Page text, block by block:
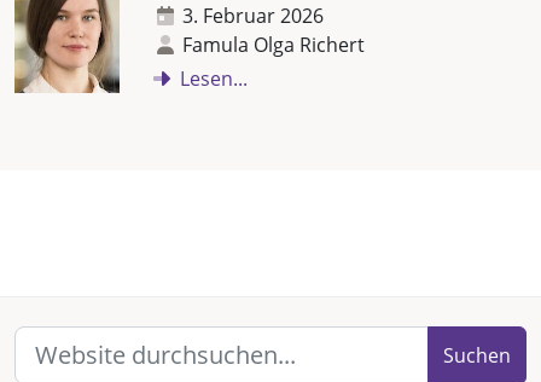
3. Februar 2026
Famula Olga Richert
Lesen...
Suchen